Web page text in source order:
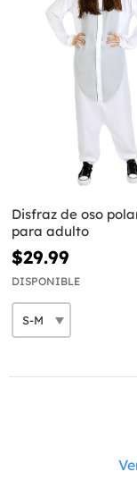
Disfraz de oso
para adulto
$29.99
DISPONIBLE